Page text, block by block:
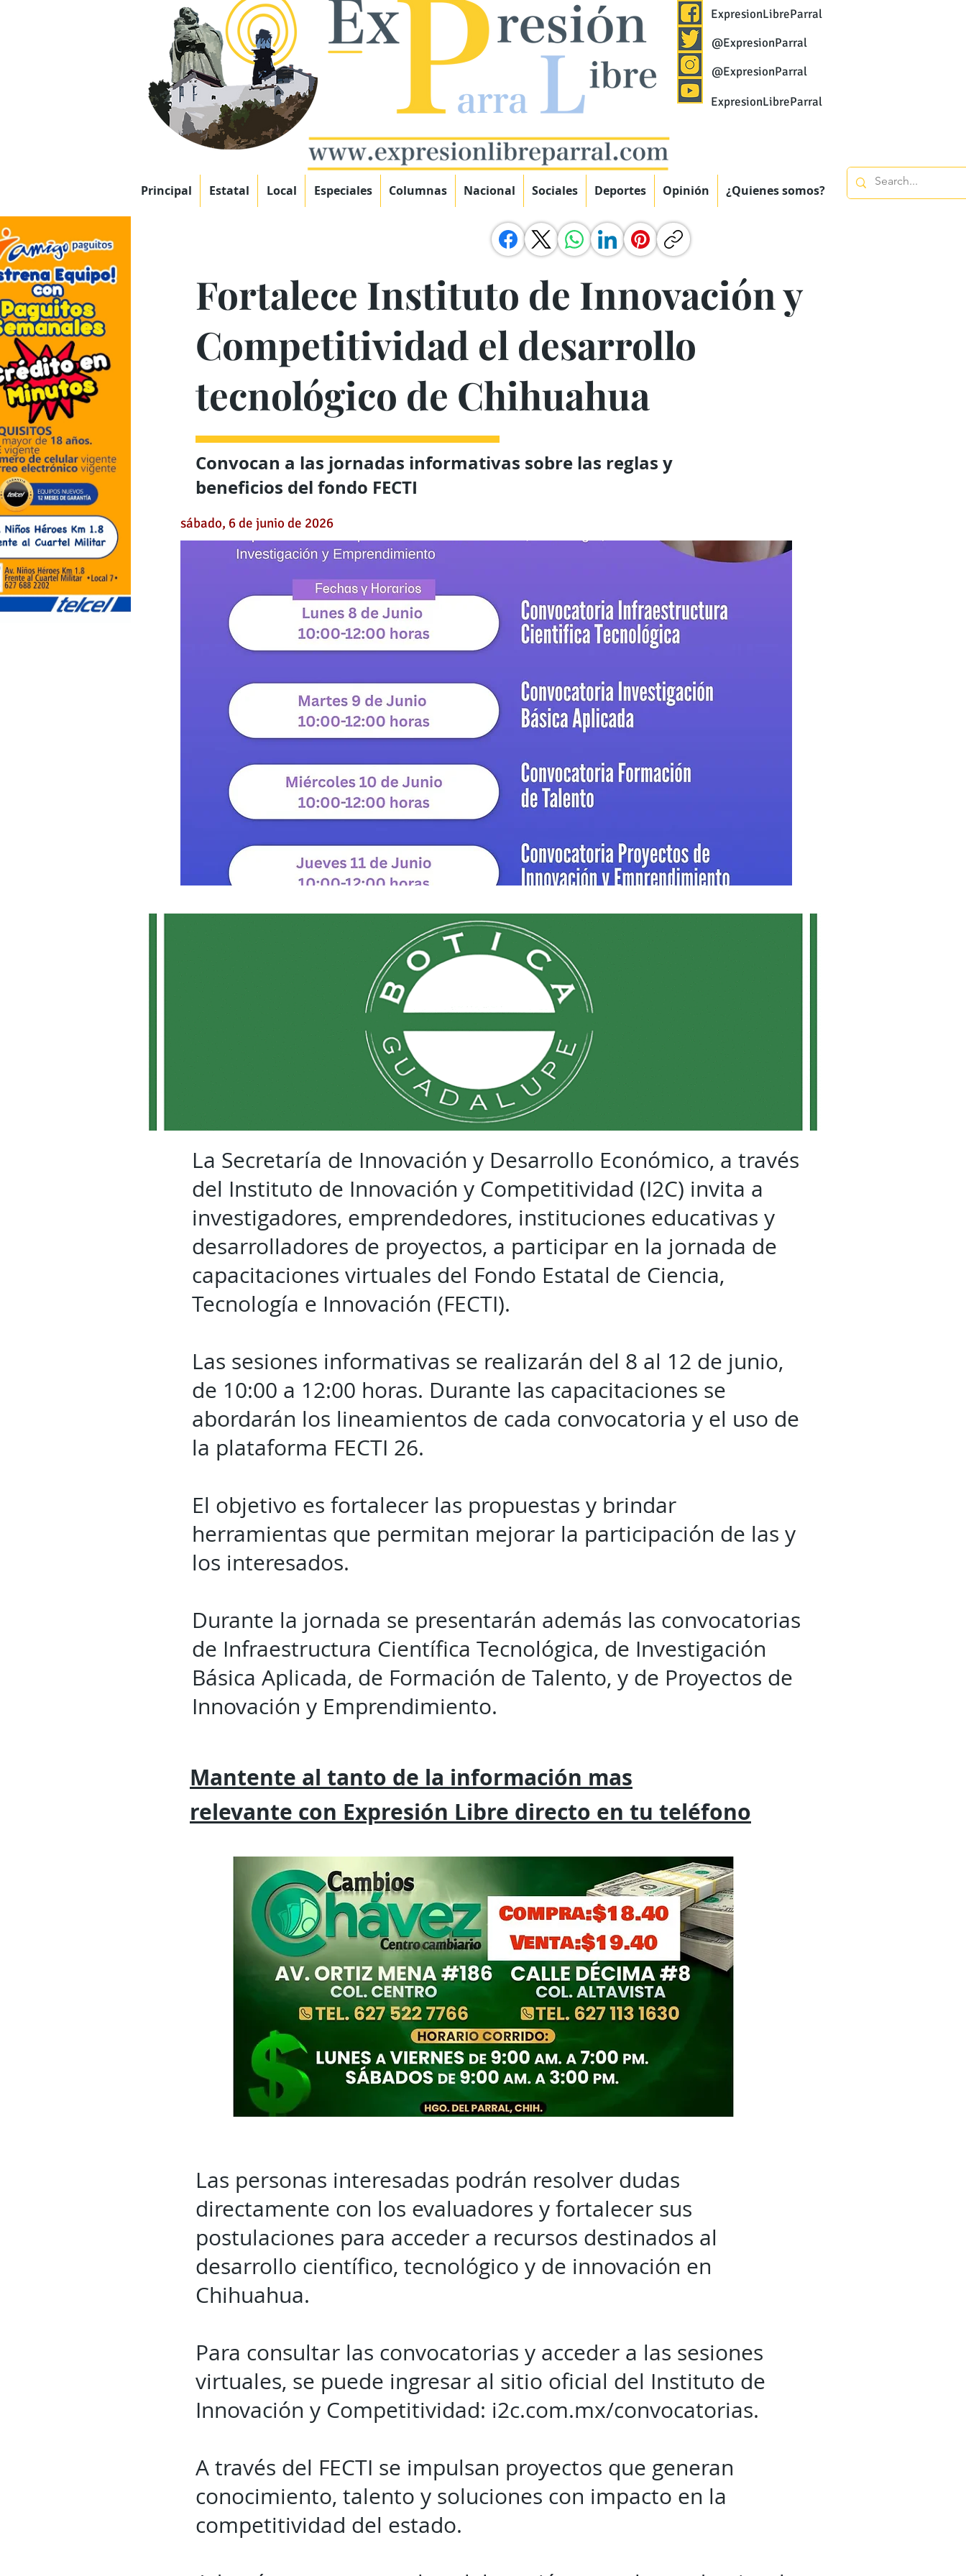
ExpresionLibreParral
@ExpresionParral
@ExpresionParral
ExpresionLibreParral
Principal Estatal Local Especiales Columnas Nacional Sociales Deportes Opinión ¿Quienes somos?
Fortalece Instituto de Innovación y
Competitividad el desarrollo
tecnológico de Chihuahua
Convocan a las jornadas informativas sobre las reglas y
beneficios del fondo FECTI
sábado, 6 de junio de 2026
La Secretaría de Innovación y Desarrollo Económico, a través
del Instituto de Innovación y Competitividad (I2C) invita a
investigadores, emprendedores, instituciones educativas y
desarrolladores de proyectos, a participar en la jornada de
capacitaciones virtuales del Fondo Estatal de Ciencia,
Tecnología e Innovación (FECTI).
Las sesiones informativas se realizarán del 8 al 12 de junio,
de 10:00 a 12:00 horas. Durante las capacitaciones se
abordarán los lineamientos de cada convocatoria y el uso de
la plataforma FECTI 26.
El objetivo es fortalecer las propuestas y brindar
herramientas que permitan mejorar la participación de las y
los interesados.
Durante la jornada se presentarán además las convocatorias
de Infraestructura Científica Tecnológica, de Investigación
Básica Aplicada, de Formación de Talento, y de Proyectos de
Innovación y Emprendimiento.
Mantente al tanto de la información mas
relevante con Expresión Libre directo en tu teléfono
Las personas interesadas podrán resolver dudas
directamente con los evaluadores y fortalecer sus
postulaciones para acceder a recursos destinados al
desarrollo científico, tecnológico y de innovación en
Chihuahua.
Para consultar las convocatorias y acceder a las sesiones
virtuales, se puede ingresar al sitio oficial del Instituto de
Innovación y Competitividad: i2c.com.mx/convocatorias.
A través del FECTI se impulsan proyectos que generan
conocimiento, talento y soluciones con impacto en la
competitividad del estado.